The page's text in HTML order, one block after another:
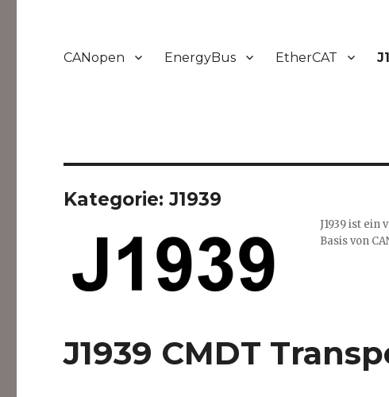
CANopen EnergyBus EtherCAT
Kategorie:J1939
J1939 ist
Basis von
J1939 CMDT